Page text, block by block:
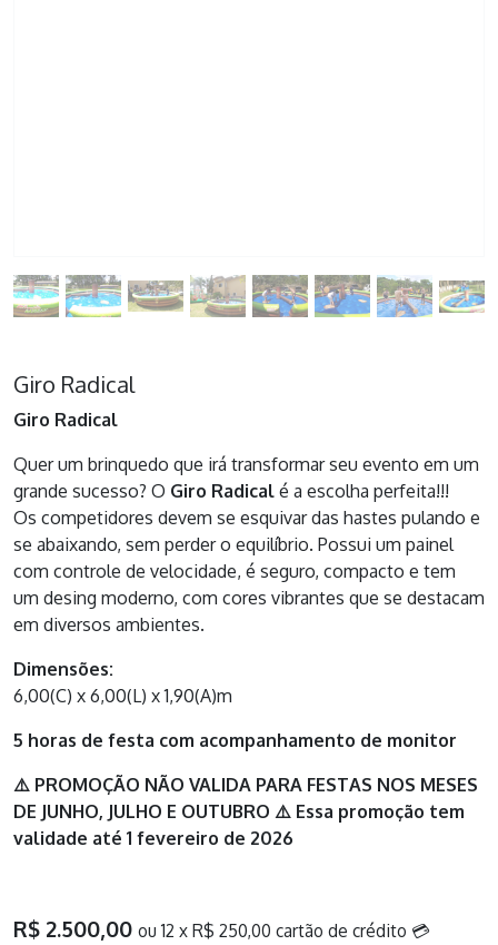
Giro Radical
Giro Radical
Quer um brinquedo que irá transformar seu evento em um
grande sucesso? O Giro Radical é a escolha perfeita!!!
Os competidores devem se esquivar das hastes pulando e
se abaixando, sem perder o equilíbrio. Possui um painel
com controle de velocidade, é seguro, compacto e tem
um desing moderno, com cores vibrantes que se destacam
em diversos ambientes.
Dimensões:
6,00(C) x 6,00(L) x 1,90(A)m
5 horas de festa com acompanhamento de monitor
⚠️ PROMOÇÃO NÃO VALIDA PARA FESTAS NOS MESES
DE JUNHO, JULHO E OUTUBRO ⚠️ Essa promoção tem
validade até 1 fevereiro de 2026
R$ 2.500,00 ou 12 x R$ 250,00 cartão de crédito 💳